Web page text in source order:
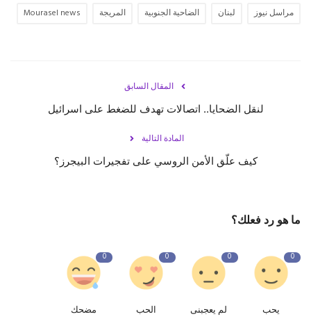
مراسل نيوز لبنان الضاحية الجنوبية المريجة Mourasel news
المقال السابق
لنقل الضحايا.. اتصالات تهدف للضغط على اسرائيل
المادة التالية
كيف علّق الأمن الروسي على تفجيرات البيجرز؟
ما هو رد فعلك؟
0
يحب
0
لم يعجبنى
0
الحب
0
مضحك